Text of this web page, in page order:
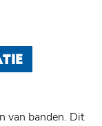
van banden. Dit